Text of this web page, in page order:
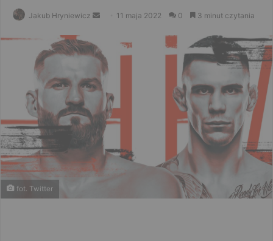
Jakub Hryniewicz
Send 11 maja 2022 0 3 minut czytania
fot. Twitter